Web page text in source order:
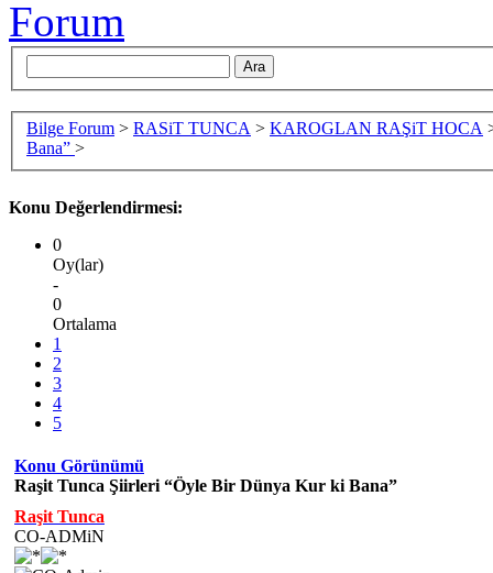
Bilge Forum > RASiT TUNCA > KAROGLAN RAŞiT HOCA
Bana” >
Konu Değerlendirmesi:
0
Oy(lar)
-
0
Ortalama
1
2
3
4
5
Konu Görünümü
Raşit Tunca Şiirleri “Öyle Bir Dünya Kur ki Bana”
Raşit Tunca
CO-ADMiN